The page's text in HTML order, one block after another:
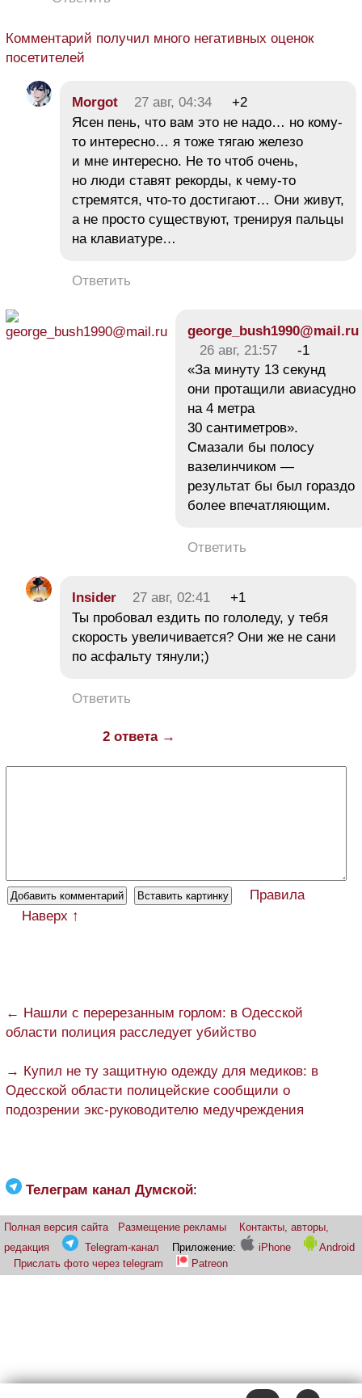
Комментарий получил много негативных оценок
посетителей
Morgot 27 авг, 04:34
+2
Ясен пень, что вам это не надо… но кому-
то интересно… я тоже тягаю железо
и мне интересно. Не то чтоб очень,
но люди ставят рекорды, к чему-то
стремятся, что-то достигают… Они живут,
а не просто существуют, тренируя пальцы
на клавиатуре…
Ответить
george_bush1990@mail.ru
26 авг, 21:57
-1
«За минуту 13 секунд
они протащили авиасудно
на 4 метра
30 сантиметров».
Смазали бы полосу
вазелинчиком —
результат бы был гораздо
более впечатляющим.
Ответить
Insider 27 авг, 02:41
+1
Ты пробовал ездить по гололеду, у тебя
скорость увеличивается? Они же не сани
по асфальту тянули;)
Ответить
2 ответа →
Правила
Наверх ↑
← Нашли с перерезанным горлом: в Одесской
области полиция расследует убийство
→ Купил не ту защитную одежду для медиков: в
Одесской области полицейские сообщили о
подозрении экс-руководителю медучреждения
Телеграм канал Думской:
Полная версия сайта Размещение рекламы
Контакты, авторы,
редакция
Telegram-канал Приложение: iPhone
Android
Прислать фото через telegram
Patreon